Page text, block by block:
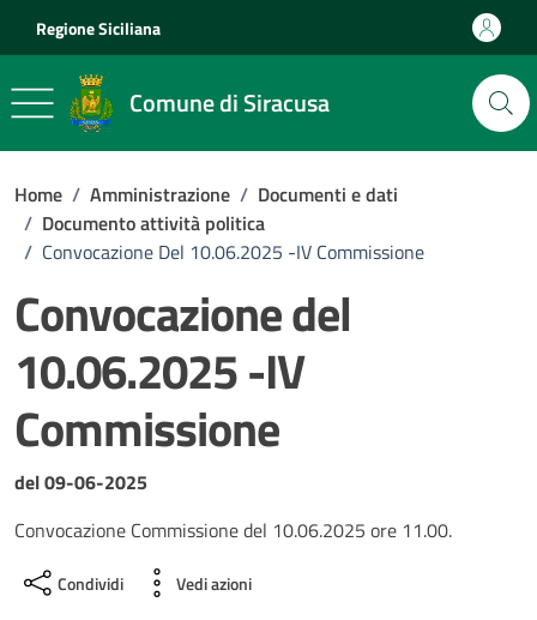
Regione Siciliana
Comune di Siracusa
Home / Amministrazione / Documenti e dati
/ Documento attività politica
/ Convocazione Del 10.06.2025 -IV Commissione
Convocazione del
10.06.2025 -IV
Commissione
Dettagli del documento
del 09-06-2025
Convocazione Commissione del 10.06.2025 ore 11.00.
Condividi Vedi azioni